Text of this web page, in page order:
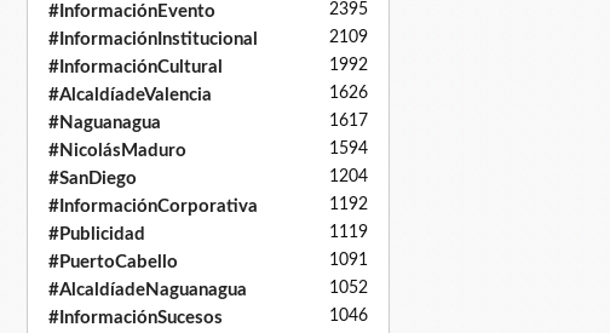
#InformaciónEvento 2395
#InformaciónInstitucional 2109
#InformaciónCultural 1992
#AlcaldíadeValencia 1626
#Naguanagua 1617
#NicolásMaduro 1594
#SanDiego 1204
#InformaciónCorporativa 1192
#Publicidad 1119
#PuertoCabello 1091
#AlcaldíadeNaguanagua 1052
#InformaciónSucesos 1046